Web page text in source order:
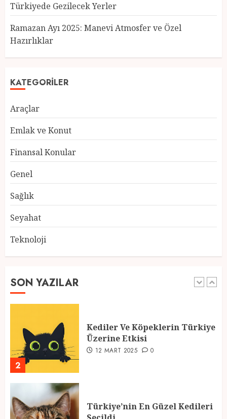
Türkiyede Gezilecek Yerler
Ramazan Ayı 2025: Manevi Atmosfer ve Özel
Hazırlıklar
KATEGORILER
Araçlar
Emlak ve Konut
Finansal Konular
Genel
Sağlık
Seyahat
Teknoloji
SON YAZILAR
Türkiye’nin En Güzel Kedileri
Seçildi
12 MART 2025
4
5
1
2025 En İyi Yaz Tatilleri
2
Kediler Ve Köpeklerin Türkiye
Üzerine Etkisi
12 MART 2025 0
Türkiye’nin En Güzel Kedileri